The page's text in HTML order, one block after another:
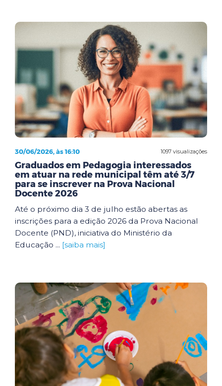
1097 visualizações
30/06/2026, às 16:10
Graduados em Pedagogia interessados
em atuar na rede municipal têm até 3/7
para se inscrever na Prova Nacional
Docente 2026
Até o próximo dia 3 de julho estão abertas as
inscrições para a edição 2026 da Prova Nacional
Docente (PND), iniciativa do Ministério da
Educação ... [saiba mais]